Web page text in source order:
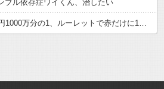
ブル依存症ワイくん、治したい
宝くじ1等1億円1000万分の1、ルーレットで赤だけに1万円賭けて13連勝（8192万円）する確率2888分の1ｗ